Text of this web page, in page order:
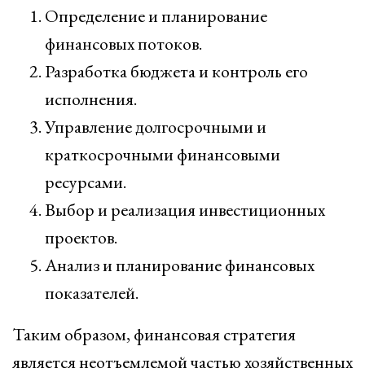
Определение и планирование
финансовых потоков.
Разработка бюджета и контроль его
исполнения.
Управление долгосрочными и
краткосрочными финансовыми
ресурсами.
Выбор и реализация инвестиционных
проектов.
Анализ и планирование финансовых
показателей.
Таким образом, финансовая стратегия
является неотъемлемой частью хозяйственных